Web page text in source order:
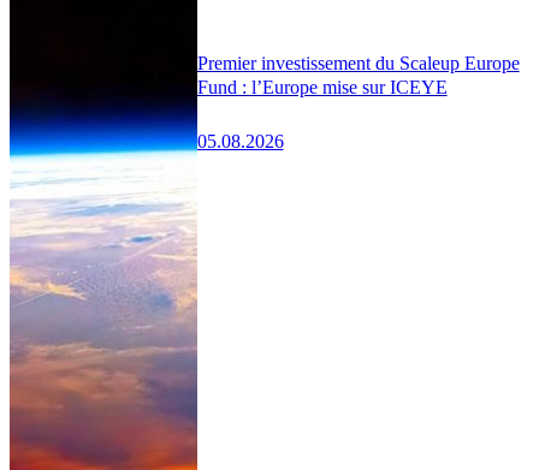
Premier investissement du Scaleup Europe
Fund : l’Europe mise sur ICEYE
05.08.2026